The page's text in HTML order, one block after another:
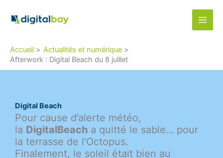
Accueil
Actualités et numérique
Afterwork : Digital Beach du 8 juillet
Digital Beach
Pour cause d’alerte météo,
la DigitalBeach a quitté le sable… pour
la terrasse de l’Octopus.
Finalement, le soleil était bien au